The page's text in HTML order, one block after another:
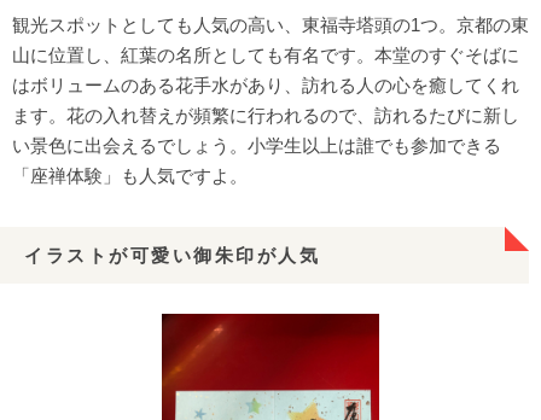
観光スポットとしても人気の高い、東福寺塔頭の1つ。京都の東
山に位置し、紅葉の名所としても有名です。本堂のすぐそばに
はボリュームのある花手水があり、訪れる人の心を癒してくれ
ます。花の入れ替えが頻繁に行われるので、訪れるたびに新し
い景色に出会えるでしょう。小学生以上は誰でも参加できる
「座禅体験」も人気ですよ。
イラストが可愛い御朱印が人気